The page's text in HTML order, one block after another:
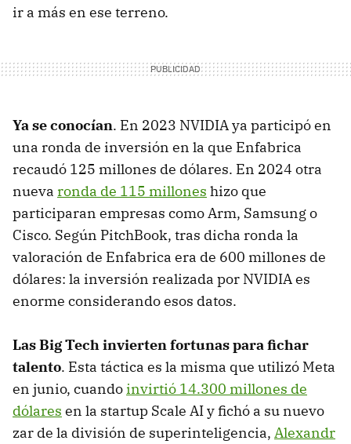
ir a más en ese terreno.
Ya se conocían. En 2023 NVIDIA ya participó en
una ronda de inversión en la que Enfabrica
recaudó 125 millones de dólares. En 2024 otra
nueva ronda de 115 millones hizo que
participaran empresas como Arm, Samsung o
Cisco. Según PitchBook, tras dicha ronda la
valoración de Enfabrica era de 600 millones de
dólares: la inversión realizada por NVIDIA es
enorme considerando esos datos.
Las Big Tech invierten fortunas para fichar
talento. Esta táctica es la misma que utilizó Meta
en junio, cuandoinvirtió 14.300 millones de
dólares en la startup Scale AI y fichó a su nuevo
zar de la división de superinteligencia, Alexandr